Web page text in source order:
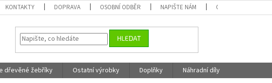
KONTAKTY DOPRAVA OSOBNÍ ODBĚR NAPIŠTE NÁM OBCHODNÍ PODMÍNKY
HLEDAT
dřevěné žebříky Ostatní výrobky Doplňky
Náhradní díly